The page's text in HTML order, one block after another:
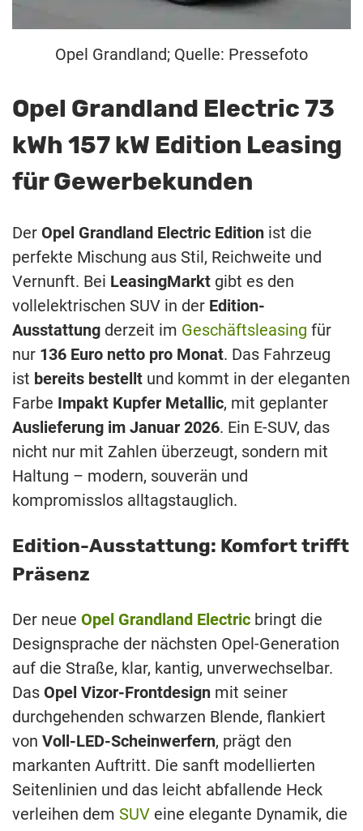
Opel Grandland; Quelle: Pressefoto
Opel Grandland Electric 73
kWh 157 kW Edition Leasing
für Gewerbekunden
Der Opel Grandland Electric Edition ist die
perfekte Mischung aus Stil, Reichweite und
Vernunft. Bei LeasingMarkt gibt es den
vollelektrischen SUV in der Edition-
Ausstattung derzeit im Geschäftsleasing für
nur 136 Euro netto pro Monat. Das Fahrzeug
ist bereits bestellt und kommt in der eleganten
Farbe Impakt Kupfer Metallic, mit geplanter
Auslieferung im Januar 2026. Ein E-SUV, das
nicht nur mit Zahlen überzeugt, sondern mit
Haltung – modern, souverän und
kompromisslos alltagstauglich.
Edition-Ausstattung: Komfort trifft
Präsenz
Der neue Opel Grandland Electric bringt die
Designsprache der nächsten Opel-Generation
auf die Straße, klar, kantig, unverwechselbar.
Das Opel Vizor-Frontdesign mit seiner
durchgehenden schwarzen Blende, flankiert
von Voll-LED-Scheinwerfern, prägt den
markanten Auftritt. Die sanft modellierten
Seitenlinien und das leicht abfallende Heck
verleihen dem SUV eine elegante Dynamik, die